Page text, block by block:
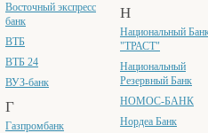
Восточный экспресс
банк
ВТБ
ВТБ 24
ВУЗ-банк
Г
Газпромбанк
Н
Национальный
"ТРАСТ"
Национальный
Резервный Банк
НОМОС-БАНК
Нордеа Банк